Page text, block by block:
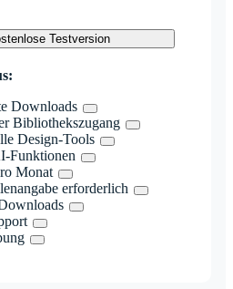
Testversion
Downloads
Bibliothekszugang
Design-Tools
Funktionen
Monat
erforderlich